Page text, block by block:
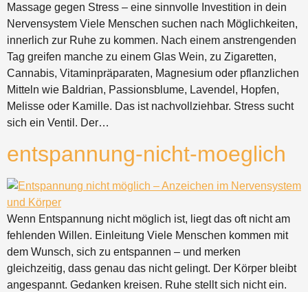
Massage gegen Stress – eine sinnvolle Investition in dein
Nervensystem Viele Menschen suchen nach Möglichkeiten,
innerlich zur Ruhe zu kommen. Nach einem anstrengenden
Tag greifen manche zu einem Glas Wein, zu Zigaretten,
Cannabis, Vitaminpräparaten, Magnesium oder pflanzlichen
Mitteln wie Baldrian, Passionsblume, Lavendel, Hopfen,
Melisse oder Kamille. Das ist nachvollziehbar. Stress sucht
sich ein Ventil. Der…
entspannung-nicht-moeglich
Wenn Entspannung nicht möglich ist, liegt das oft nicht am
fehlenden Willen. Einleitung Viele Menschen kommen mit
dem Wunsch, sich zu entspannen – und merken
gleichzeitig, dass genau das nicht gelingt. Der Körper bleibt
angespannt. Gedanken kreisen. Ruhe stellt sich nicht ein.